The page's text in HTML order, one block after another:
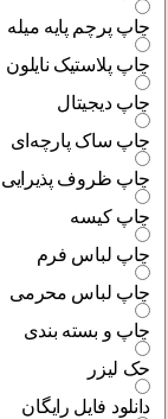
چاپ پرچم پایه میله
چاپ پلاستیک نایلون
چاپ دیجیتال
چاپ ساک پارچه‌ای
چاپ ظروف پذیرایی
چاپ کیسه
چاپ لباس فرم
چاپ لباس محرمی
چاپ و بسته بندی
حک لیزر
دانلود فایل رایگان